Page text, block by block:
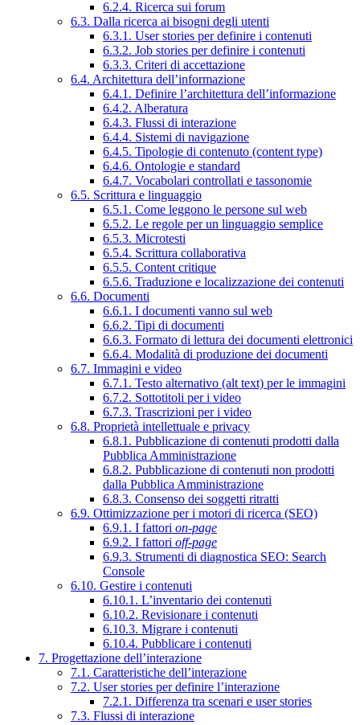
6.2.4. Ricerca sui forum
6.3. Dalla ricerca ai bisogni degli utenti
6.3.1. User stories per definire i contenuti
6.3.2. Job stories per definire i contenuti
6.3.3. Criteri di accettazione
6.4. Architettura dell’informazione
6.4.1. Definire l’architettura dell’informazione
6.4.2. Alberatura
6.4.3. Flussi di interazione
6.4.4. Sistemi di navigazione
6.4.5. Tipologie di contenuto (content type)
6.4.6. Ontologie e standard
6.4.7. Vocabolari controllati e tassonomie
6.5. Scrittura e linguaggio
6.5.1. Come leggono le persone sul web
6.5.2. Le regole per un linguaggio semplice
6.5.3. Microtesti
6.5.4. Scrittura collaborativa
6.5.5. Content critique
6.5.6. Traduzione e localizzazione dei contenuti
6.6. Documenti
6.6.1. I documenti vanno sul web
6.6.2. Tipi di documenti
6.6.3. Formato di lettura dei documenti elettronici
6.6.4. Modalità di produzione dei documenti
6.7. Immagini e video
6.7.1. Testo alternativo (alt text) per le immagini
6.7.2. Sottotitoli per i video
6.7.3. Trascrizioni per i video
6.8. Proprietà intellettuale e privacy
6.8.1. Pubblicazione di contenuti prodotti dalla
Pubblica Amministrazione
6.8.2. Pubblicazione di contenuti non prodotti
dalla Pubblica Amministrazione
6.8.3. Consenso dei soggetti ritratti
6.9. Ottimizzazione per i motori di ricerca (SEO)
6.9.1. I fattori on-page
6.9.2. I fattori off-page
6.9.3. Strumenti di diagnostica SEO: Search
Console
6.10. Gestire i contenuti
6.10.1. L’inventario dei contenuti
6.10.2. Revisionare i contenuti
6.10.3. Migrare i contenuti
6.10.4. Pubblicare i contenuti
7. Progettazione dell’interazione
7.1. Caratteristiche dell’interazione
7.2. User stories per definire l’interazione
7.2.1. Differenza tra scenari e user stories
7.3. Flussi di interazione